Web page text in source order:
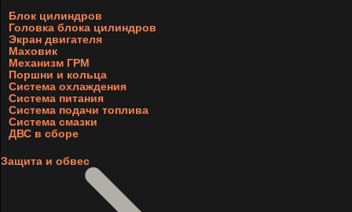
Блок цилиндров
Головка блока цилиндров
Экран двигателя
Маховик
Механизм ГРМ
Поршни и кольца
Система охлаждения
Система питания
Система подачи топлива
Система смазки
ДВС в сборе
Защита и обвес